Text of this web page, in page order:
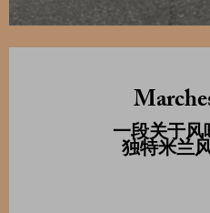
一段关于风
独特米兰